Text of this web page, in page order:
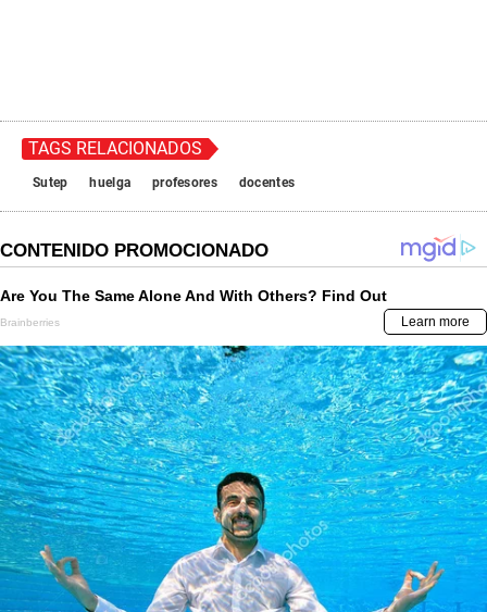
TAGS RELACIONADOS
Sutep huelga profesores docentes